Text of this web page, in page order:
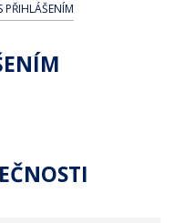
PŘIHLÁŠENÍM